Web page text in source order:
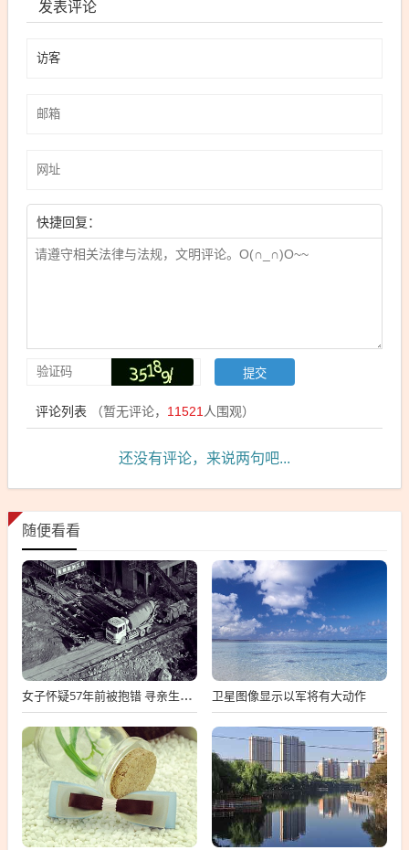
发表评论
快捷回复：
评论列表 （暂无评论， 11521 人围观）
还没有评论，来说两句吧...
随便看看
女子怀疑57年前被抱错 寻亲生父母 卫星图像显示以军将有大动作